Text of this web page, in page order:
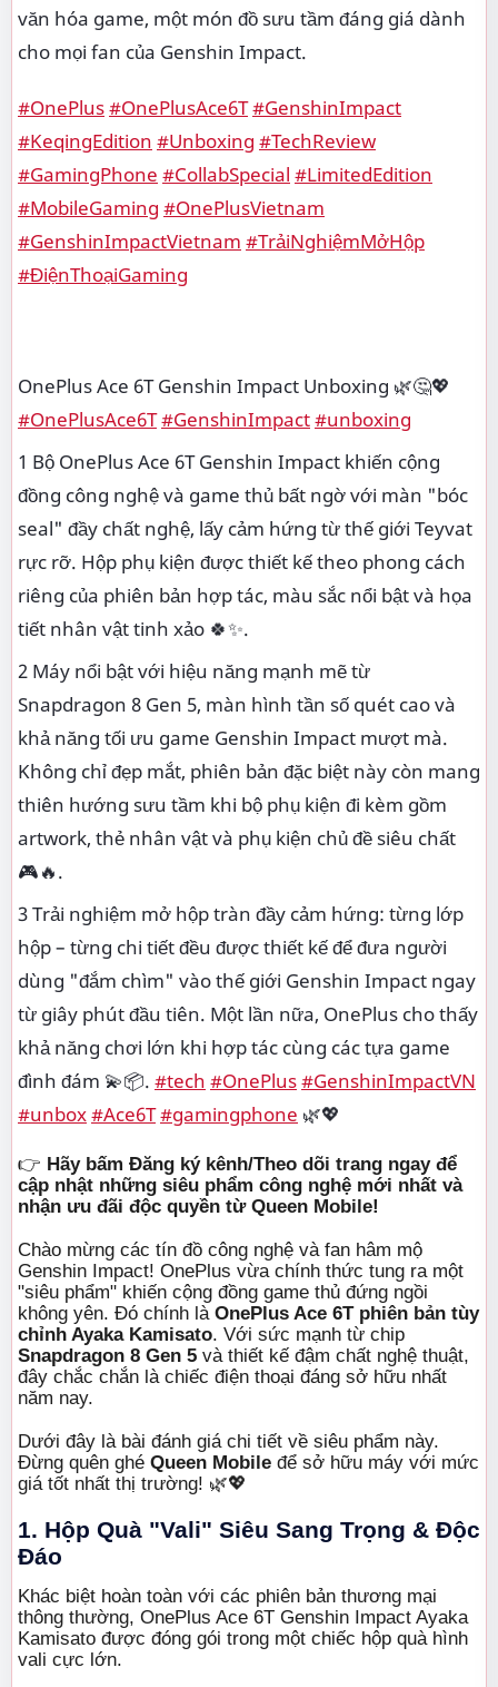
văn hóa game, một món đồ sưu tầm đáng giá dành
cho mọi fan của Genshin Impact.
#OnePlus#OnePlusAce6T#GenshinImpact
#KeqingEdition #Unboxing #TechReview
#GamingPhone #CollabSpecial #LimitedEdition
#MobileGaming #OnePlusVietnam
#GenshinImpactVietnam #TrảiNghiệmMởHộp
#ĐiệnThoạiGaming
OnePlus Ace 6T Genshin Impact Unboxing 🌿🤔💖
#OnePlusAce6T#GenshinImpact#unboxing
1 Bộ OnePlus Ace 6T Genshin Impact khiến cộng
đồng công nghệ và game thủ bất ngờ với màn "bóc
seal" đầy chất nghệ, lấy cảm hứng từ thế giới Teyvat
rực rỡ. Hộp phụ kiện được thiết kế theo phong cách
riêng của phiên bản hợp tác, màu sắc nổi bật và họa
tiết nhân vật tinh xảo 🍀✨.
2 Máy nổi bật với hiệu năng mạnh mẽ từ
Snapdragon 8 Gen 5, màn hình tần số quét cao và
khả năng tối ưu game Genshin Impact mượt mà.
Không chỉ đẹp mắt, phiên bản đặc biệt này còn mang
thiên hướng sưu tầm khi bộ phụ kiện đi kèm gồm
artwork, thẻ nhân vật và phụ kiện chủ đề siêu chất
🎮🔥.
3 Trải nghiệm mở hộp tràn đầy cảm hứng: từng lớp
hộp – từng chi tiết đều được thiết kế để đưa người
dùng "đắm chìm" vào thế giới Genshin Impact ngay
từ giây phút đầu tiên. Một lần nữa, OnePlus cho thấy
khả năng chơi lớn khi hợp tác cùng các tựa game
đình đám 💫📦. #tech #OnePlus#GenshinImpactVN
#unbox#Ace6T#gamingphone 🌿💖
👉 Hãy bấm Đăng ký kênh/Theo dõi trang ngay để
cập nhật những siêu phẩm công nghệ mới nhất và
nhận ưu đãi độc quyền từ Queen Mobile!
Chào mừng các tín đồ công nghệ và fan hâm mộ
Genshin Impact! OnePlus vừa chính thức tung ra một
"siêu phẩm" khiến cộng đồng game thủ đứng ngồi
không yên. Đó chính là OnePlus Ace 6T phiên bản tùy
chỉnh Ayaka Kamisato. Với sức mạnh từ chip
Snapdragon 8 Gen 5 và thiết kế đậm chất nghệ thuật,
đây chắc chắn là chiếc điện thoại đáng sở hữu nhất
năm nay.
Dưới đây là bài đánh giá chi tiết về siêu phẩm này.
Đừng quên ghé Queen Mobile để sở hữu máy với mức
giá tốt nhất thị trường! 🌿💖
1. Hộp Quà "Vali" Siêu Sang Trọng & Độc
Đáo
Khác biệt hoàn toàn với các phiên bản thương mại
thông thường, OnePlus Ace 6T Genshin Impact Ayaka
Kamisato được đóng gói trong một chiếc hộp quà hình
vali cực lớn.